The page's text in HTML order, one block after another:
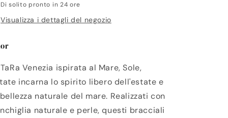
Di solito pronto in 24 ore
Visualizza i dettagli del negozio
Venezia ispirata al Mare, Sole,
incarna lo spirito libero dell'estate e
naturale del mare. Realizzati con
naturale e perle, questi bracciali